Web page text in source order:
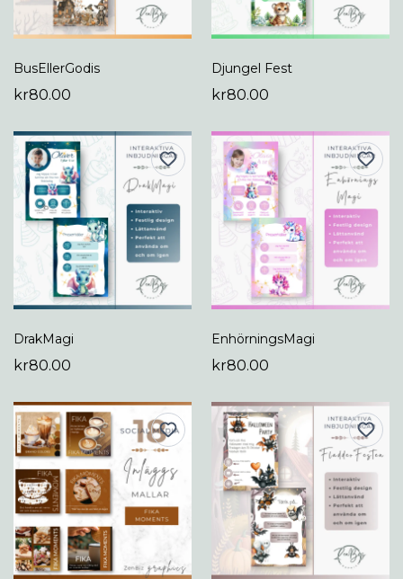
BusEllerGodis
kr80.00
Djungel Fest
kr80.00
DrakMagi
kr80.00
EnhörningsMagi
kr80.00